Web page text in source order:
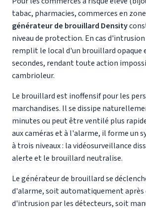
tabac, pharmacies, commerces en
générateur de brouillard Density
niveau de protection. En cas
remplit le local d'un brouillard opaque
secondes, rendant toute action
cambrioleur.
Le brouillard est inoffensif pour les
marchandises. Il se dissipe
minutes ou peut être ventilé plus
aux caméras et à l'alarme, il forme un
à trois niveaux : la vidéosurveillance
alerte et le brouillard neutralise.
Le générateur de brouillard se
d'alarme, soit automatiquement
d'intrusion par les détecteurs, soit